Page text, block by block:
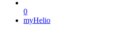
0
myHelio